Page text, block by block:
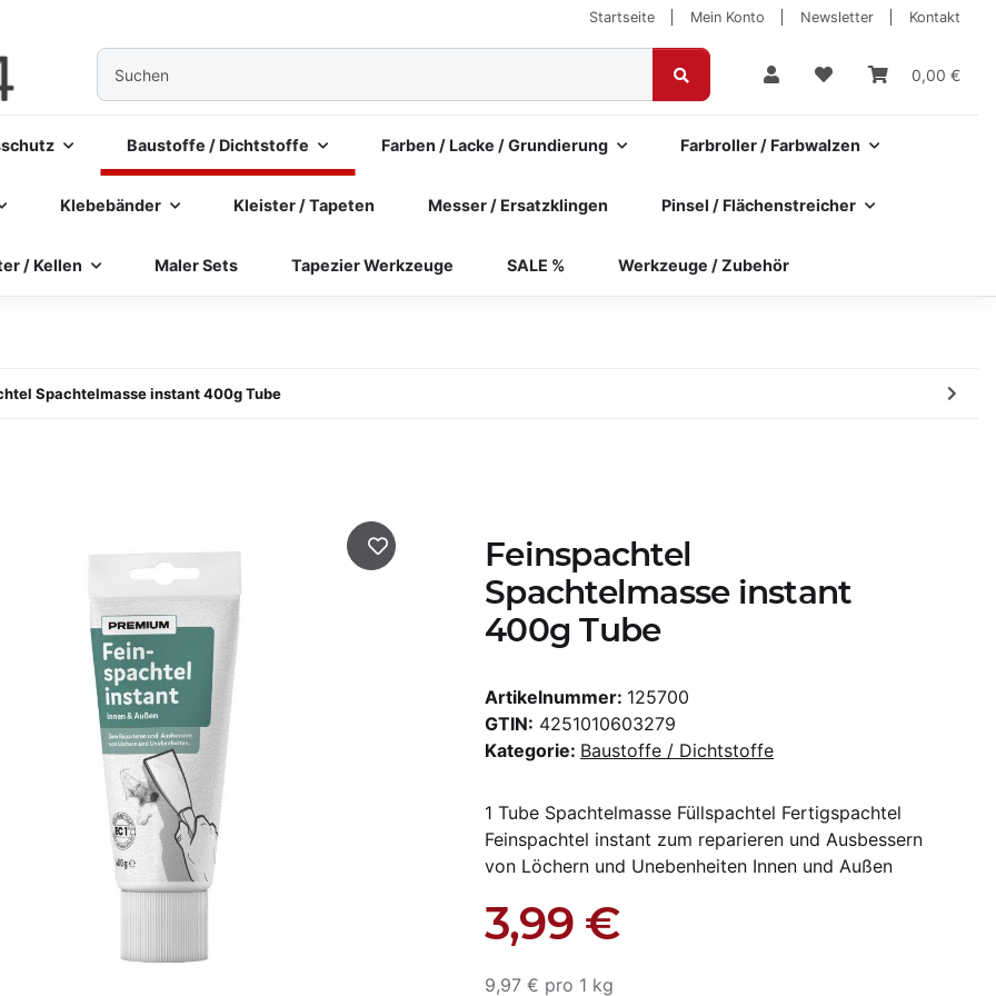
Startseite Mein Konto Newsletter Kontakt
0,00 €
Baustoffe / Dichtstoffe Farben / Lacke / Grundierung Farbroller / Farbwalzen
Klebebänder Kleister / Tapeten Messer / Ersatzklingen Pinsel / Flächenstreicher
/ Kellen Maler Sets Tapezier Werkzeuge SALE % Werkzeuge / Zubehör
Spachtelmasse instant 400g Tube
Feinspachtel
Spachtelmasse instant
400g Tube
Artikelnummer: 125700
GTIN: 4251010603279
Kategorie: Baustoffe / Dichtstoffe
1 Tube Spachtelmasse Füllspachtel Fertigspachtel
Feinspachtel instant zum reparieren und Ausbessern
von Löchern und Unebenheiten Innen und Außen
3,99 €
9,97 € pro 1 kg